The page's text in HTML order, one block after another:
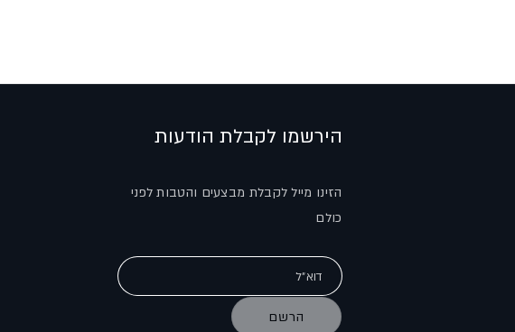
הירשמו לקבלת הודעות
הזינו מייל לקבלת מבצעים והטבות לפני
כולם
דוא"ל
הרשם